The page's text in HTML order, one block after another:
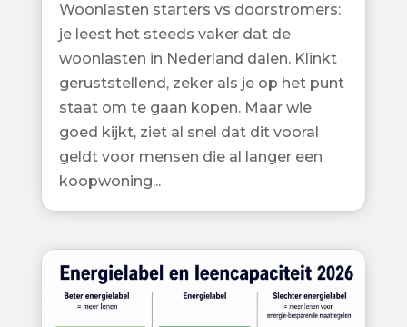
Woonlasten starters vs doorstromers:
je leest het steeds vaker dat de
woonlasten in Nederland dalen. Klinkt
geruststellend, zeker als je op het punt
staat om te gaan kopen. Maar wie
goed kijkt, ziet al snel dat dit vooral
geldt voor mensen die al langer een
koopwoning...